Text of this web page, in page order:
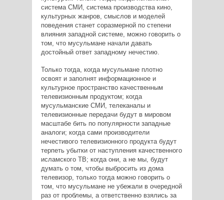
система СМИ, система производства кино,
культурных жанров, смыслов и моделей
поведения станет соразмерной по степени
влияния западной системе, можно говорить о
том, что мусульмане начали давать
достойный ответ западному нечестию.
Только тогда, когда мусульмане плотно
освоят и заполнят информационное и
культурное пространство качественным
телевизионным продуктом; когда
мусульманские СМИ, телеканалы и
телевизионные передачи будут в мировом
масштабе бить по популярности западные
аналоги; когда сами производители
нечестивого телевизионного продукта будут
терпеть убытки от наступления качественного
исламского ТВ; когда они, а не мы, будут
думать о том, чтобы выбросить из дома
телевизор, только тогда можно говорить о
том, что мусульмане не убежали в очередной
раз от проблемы, а ответственно взялись за